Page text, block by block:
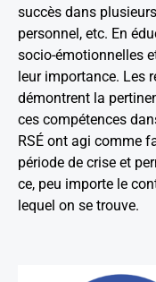
succès dans
personnel, etc. En
socio-émotionnelles
leur importance. Les
démontrent la
ces compétences
RSÉ ont agi comme
période de crise et
ce, peu importe le
lequel on se trouve.